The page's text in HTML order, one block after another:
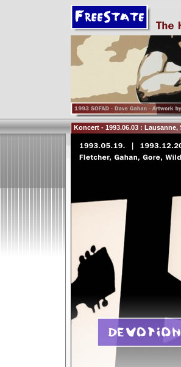
Koncert - 1993.06.03 : Lausanne,